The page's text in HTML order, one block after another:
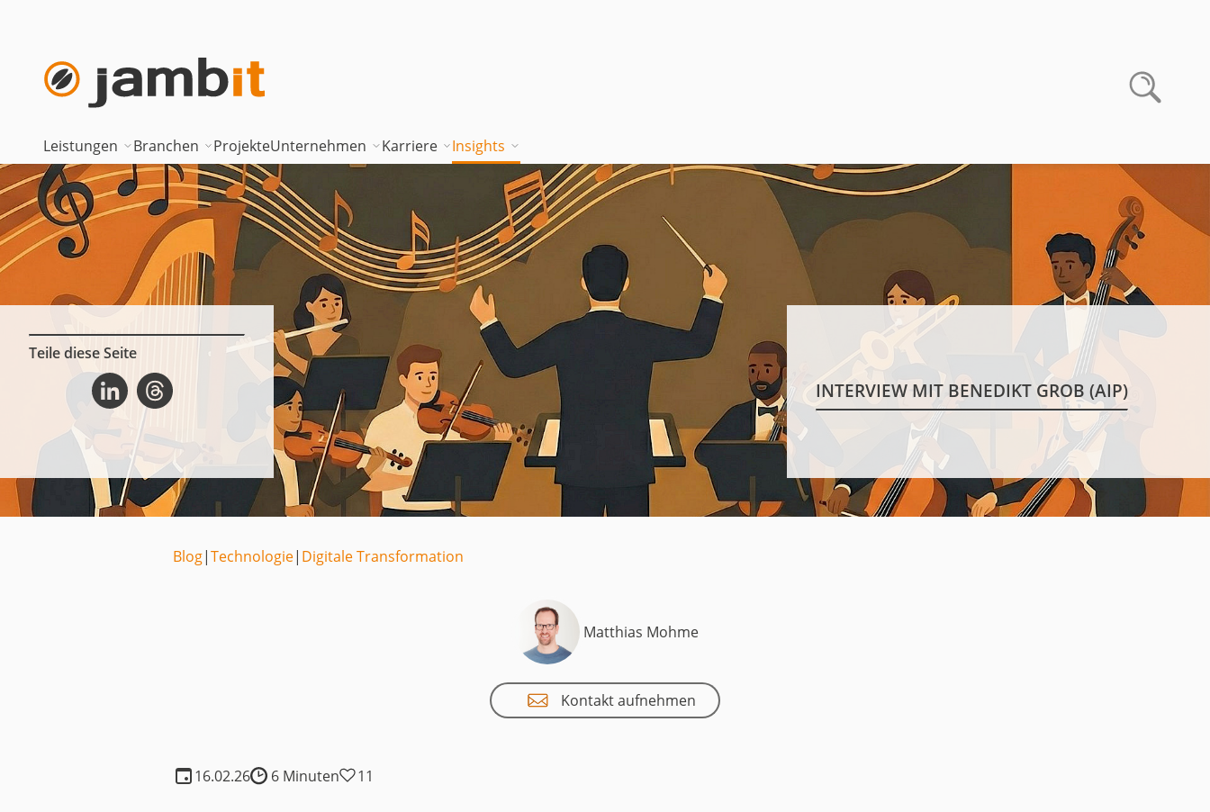
Leistungen
AI Transformation Consulting
Digital Platforms & Cloud
Data Solutions
AI Assisted Development
Security & Compliance
Technisches Portfolio
Branchen
Automotive
Banken & Versicherungen
Energie
Gesundheitswesen
Logistik
Medien
ProjekteUnternehmen
Where innovation works
Geschäftsführung
Führungsteam
Standorte
Nearshoring Armenien
Unternehmensgrundsätze
Code of Conduct
Unternehmenshistorie
Karriere
Unsere Wissenskultur
jambitee sein
jambitee werden
Jobs bei jambit
Insights
Blog
Whitepaper Hub
Events
INTERVIEW MIT BENEDIKT GROB (AIP)
Teile diese Seite
Interview mit Benedikt Grob (AIP) auf Linkedin
Matthias Mohme
Kontakt aufnehmen
16.02.26Lesedauer:
6 Minuten 11
Blog|Technologie| Digitale Transformation